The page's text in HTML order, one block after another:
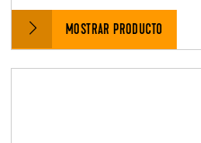
MOSTRAR PRODUCTO